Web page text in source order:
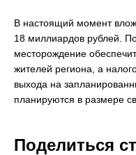
В настоящий момент
18 миллиардов рублей.
месторождение
жителей региона, а
выхода на
планируются в размере
Поделиться